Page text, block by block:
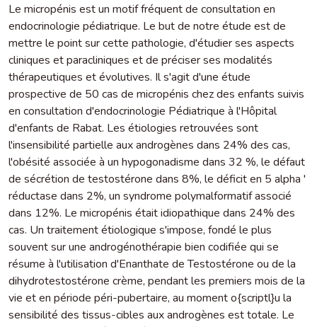
Le micropénis est un motif fréquent de consultation en
endocrinologie pédiatrique. Le but de notre étude est de
mettre le point sur cette pathologie, d'étudier ses aspects
cliniques et paracliniques et de préciser ses modalités
thérapeutiques et évolutives. Il s'agit d'une étude
prospective de 50 cas de micropénis chez des enfants suivis
en consultation d'endocrinologie Pédiatrique à l'Hôpital
d'enfants de Rabat. Les étiologies retrouvées sont
l'insensibilité partielle aux androgènes dans 24% des cas,
l'obésité associée à un hypogonadisme dans 32 %, le défaut
de sécrétion de testostérone dans 8%, le déficit en 5 alpha '
réductase dans 2%, un syndrome polymalformatif associé
dans 12%. Le micropénis était idiopathique dans 24% des
cas. Un traitement étiologique s'impose, fondé le plus
souvent sur une androgénothérapie bien codifiée qui se
résume à l'utilisation d'Enanthate de Testostérone ou de la
dihydrotestostérone crème, pendant les premiers mois de la
vie et en période péri-pubertaire, au moment o{scriptl}u la
sensibilité des tissus-cibles aux androgènes est totale. Le